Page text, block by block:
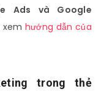
Ads và Google
xem hướng dẫn của
trong thẻ